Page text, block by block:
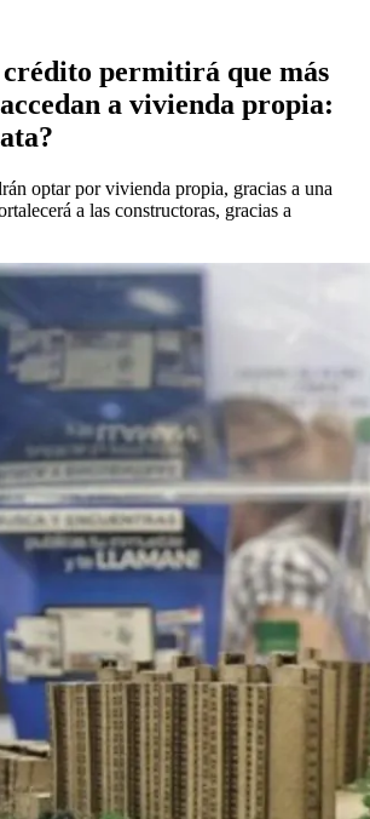
crédito permitirá que más
a vivienda propia:
optar por vivienda propia, gracias a una
a las constructoras, gracias a